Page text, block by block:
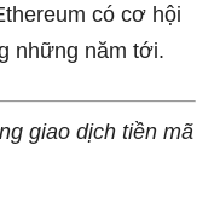
có cơ hội
những năm tới.
giao dịch tiền mã